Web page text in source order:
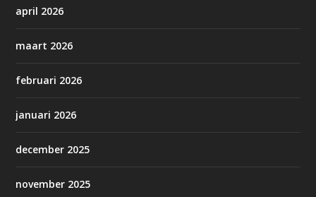
april 2026
maart 2026
februari 2026
januari 2026
december 2025
november 2025